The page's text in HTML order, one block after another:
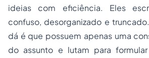
ideias com eficiência. Eles
confuso, desorganizado e
dá é que possuem apenas uma
do assunto e lutam para